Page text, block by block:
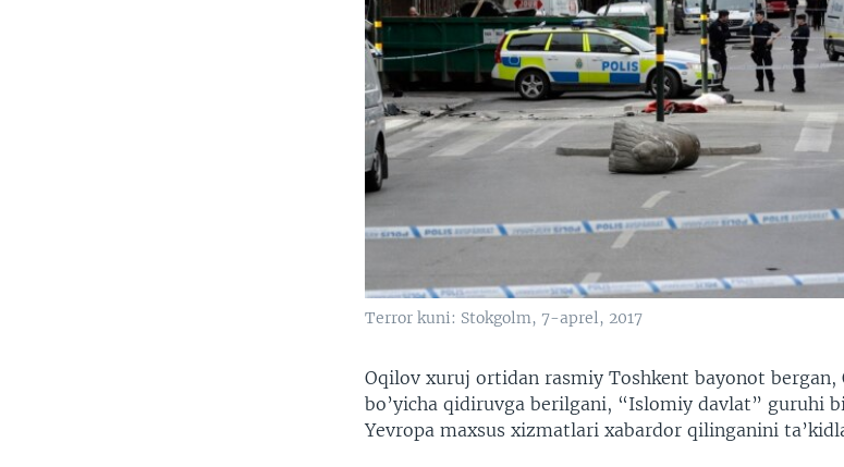
Terror kuni: Stokgolm, 7-aprel, 2017
Oqilov xuruj ortidan rasmiy Toshkent bayonot
bo’yicha qidiruvga berilgani, “Islomiy davlat” guruhi
Yevropa maxsus xizmatlari xabardor qilinganini